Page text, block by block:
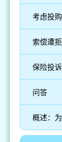
概述：
问答
保险投
索偿遭
考虑投